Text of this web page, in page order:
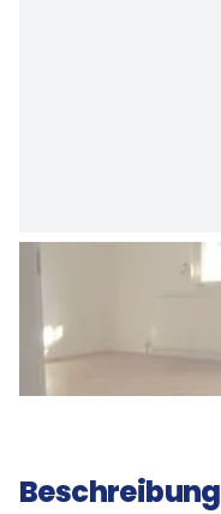
Beschreibung